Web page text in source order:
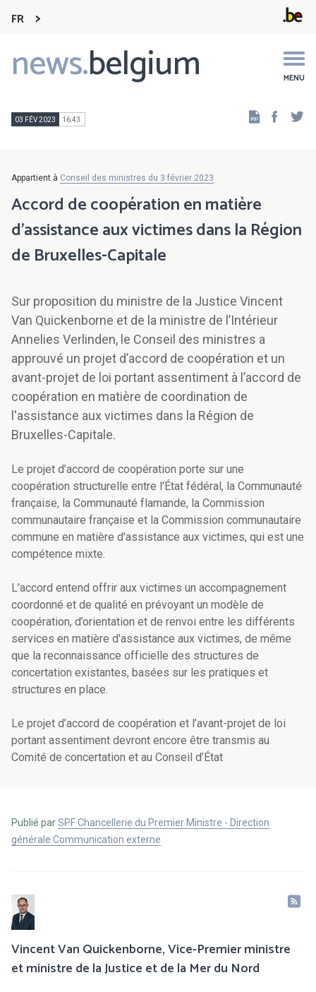
FR
news.belgium MENU
Main
navigation
03 FÉV 2023 16:43
Appartient à Conseil des ministres du 3 février 2023
Accord de coopération en matière
d’assistance aux victimes dans la Région
de Bruxelles-Capitale
Sur proposition du ministre de la Justice Vincent
Van Quickenborne et de la ministre de l’Intérieur
Annelies Verlinden, le Conseil des ministres a
approuvé un projet d’accord de coopération et un
avant-projet de loi portant assentiment à l’accord de
coopération en matière de coordination de
l'assistance aux victimes dans la Région de
Bruxelles-Capitale.
Le projet d’accord de coopération porte sur une
coopération structurelle entre l'État fédéral, la Communauté
française, la Communauté flamande, la Commission
communautaire française et la Commission communautaire
commune en matière d'assistance aux victimes, qui est une
compétence mixte.
L’accord entend offrir aux victimes un accompagnement
coordonné et de qualité en prévoyant un modèle de
coopération, d’orientation et de renvoi entre les différents
services en matière d'assistance aux victimes, de même
que la reconnaissance officielle des structures de
concertation existantes, basées sur les pratiques et
structures en place.
Le projet d’accord de coopération et l’avant-projet de loi
portant assentiment devront encore être transmis au
Comité de concertation et au Conseil d’État
Publié parSPF Chancellerie du Premier Ministre - Direction
générale Communication externe
Vincent Van Quickenborne, Vice-Premier ministre
et ministre de la Justice et de la Mer du Nord